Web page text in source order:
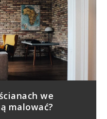
we
malować?